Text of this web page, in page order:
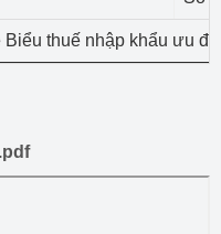
Biểu thuế nhập khẩu ưu